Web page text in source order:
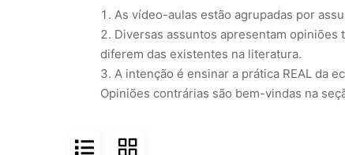
As vídeo-aulas estão agrupadas por
Diversas assuntos apresentam
diferem das existentes na literatura.
A intenção é ensinar a prática REAL da
Opiniões contrárias são bem-vindas na